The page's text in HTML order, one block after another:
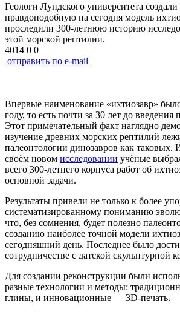
Геологи Лундского университета
правдоподобную на сегодня модель
проследили 300-летнюю историю
этой морской рептилии.
4014 0 0
отправить по e-mail
Впервые наименование «ихтиозавр»
году, то есть почти за 30 лет до введения
Этот примечательный факт наглядно
изучение древних морских рептилий
палеонтологии динозавров как таковых.
своём новом исследовании учёные
всего 300-летнего корпуса работ об
основной задачи.
Результаты привели не только к более
систематизированному пониманию
что, без сомнения, будет полезно
созданию наиболее точной модели
сегодняшний день. Последнее было
сотрудничестве с датской скульптурной
Для создании реконструкции были
разные технологии и методы:
глины, и инновационные — 3D-печать.